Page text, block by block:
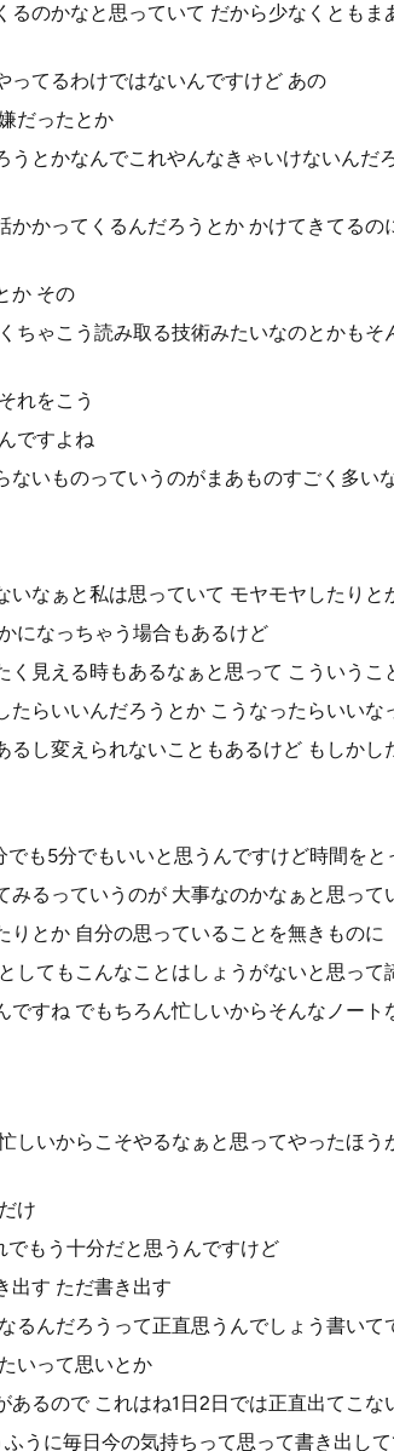
るのかなと思っていて だから少なくとも
ってるわけではないんですけど あの
だったとか
うとかなんでこれやんなきゃいけないんだ
かってくるんだろうとか かけてきてるの
か その
ちゃこう読み取る技術みたいなのとかもそ
れをこう
ですよね
いものっていうのがまあものすごく多い
なぁと私は思っていて モヤモヤしたりと
になっちゃう場合もあるけど
く見える時もあるなぁと思って こういうこ
たらいいんだろうとか こうなったらいいな
るし変えられないこともあるけど もしか
も5分でもいいと思うんですけど時間をと
みるっていうのが 大事なのかなぁと思って
りとか 自分の思っていることを無きものに
してもこんなことはしょうがないと思って
すね でもちろん忙しいからそんなノート
しいからこそやるなぁと思ってやったほう
け
もう十分だと思うんですけど
出す ただ書き出す
るんだろうって正直思うんでしょう書いて
いって思いとか
るので これはね1日2日では正直出てこな
うに毎日今の気持ちって思って書き出して